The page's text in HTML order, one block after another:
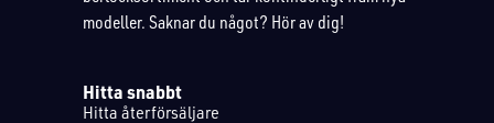
modeller. Saknar du något? Hör av dig!
Hitta snabbt
Hitta återförsäljare